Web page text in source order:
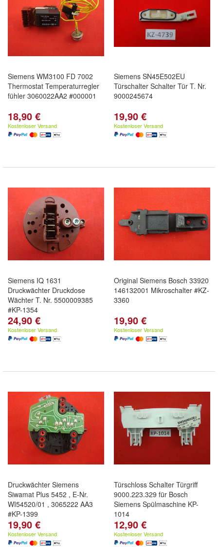
Siemens WM3100 FD 7002
Thermostat Temperaturregler
fühler 3060022AA2 #000001
18,90 €
Kostenloser Versand
Siemens SN45E502EU
Türschalter Schalter Tür T. Nr.
9000245674
19,90 €
Kostenloser Versand
Siemens IQ 1631
Druckwächter Druckdose
Wächter T. Nr. 5500009385
#KP-1354
24,90 €
Kostenloser Versand
Original Siemens Bosch 33920
146132001 Mikroschalter #KZ-
3360
19,90 €
Kostenloser Versand
Druckwächter Siemens
Siwamat Plus 5452 , E-Nr.
WI54520/01 , 3065222 AA3
#KP-1399
19,90 €
Kostenloser Versand
Türschloss Schalter Türgriff
9000.223.329 für Bosch
Siemens Spülmaschine KP-
1014
12,90 €
Kostenloser Versand